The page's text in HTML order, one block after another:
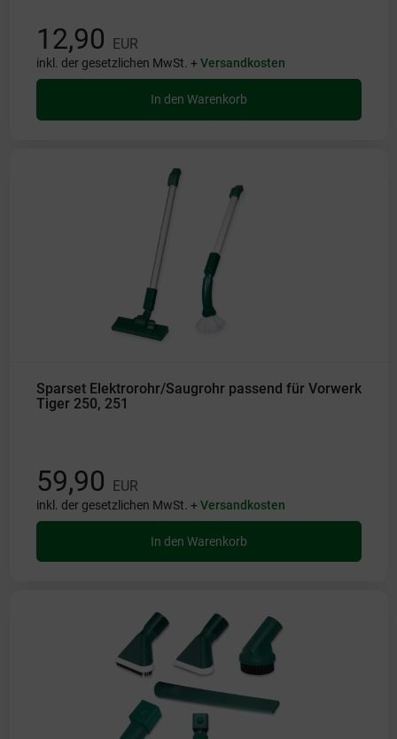
12,90 EUR
inkl. der gesetzlichen MwSt. +Versandkosten
In den Warenkorb
Sparset Elektrorohr/Saugrohr passend für Vorwerk
Tiger 250, 251
59,90 EUR
inkl. der gesetzlichen MwSt. +Versandkosten
In den Warenkorb